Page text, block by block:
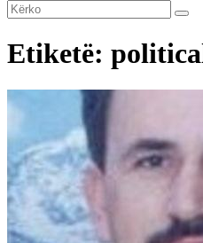
Etiketë: